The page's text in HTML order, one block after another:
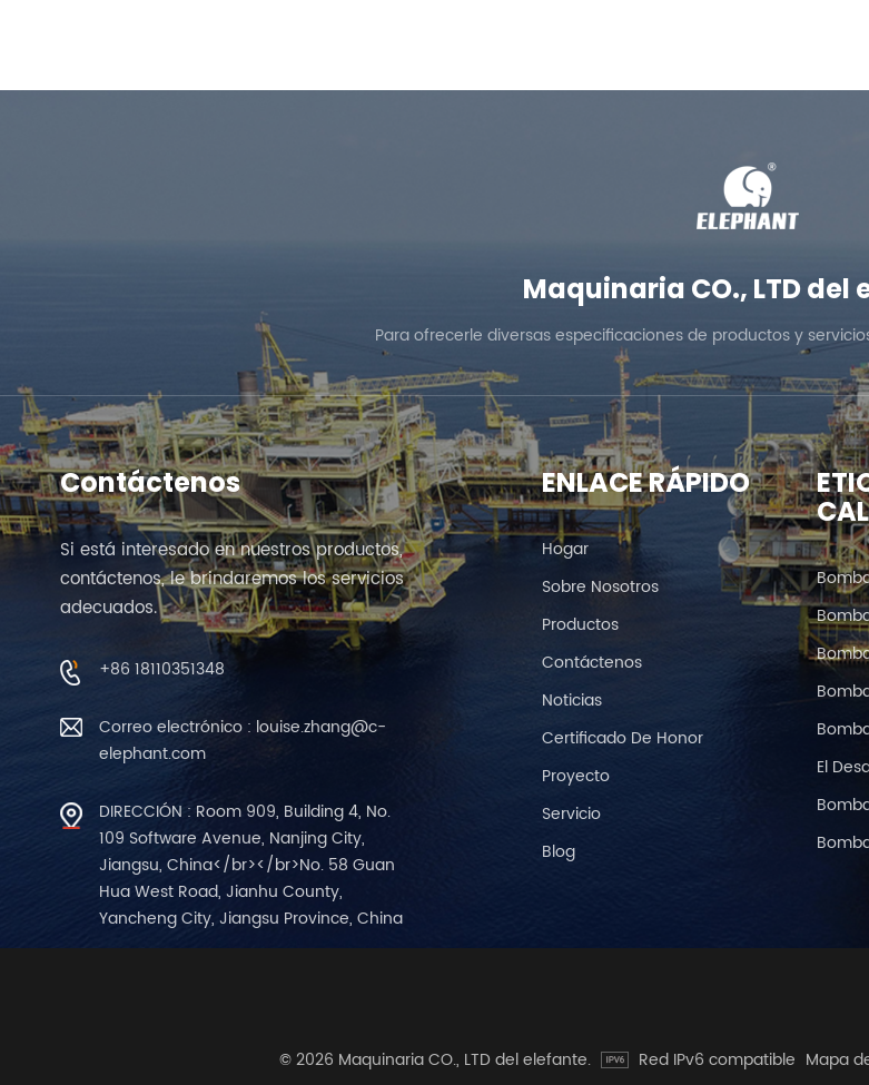
Maquinaria CO., LTD del
Para ofrecerle diversas especificaciones de productos y
Contáctenos
Si está interesado en nuestros productos,
contáctenos, le brindaremos los servicios
adecuados.
+86 18110351348
Correo electrónico : louise.zhang@c-
elephant.com
DIRECCIÓN : Room 909, Building 4, No.
109 Software Avenue, Nanjing City,
Jiangsu, China</br></br>No. 58 Guan
Hua West Road, Jianhu County,
Yancheng City, Jiangsu Province, China
ENLACE RÁPIDO
Hogar
Sobre Nosotros
Productos
Contáctenos
Noticias
Certificado De Honor
Proyecto
Servicio
Blog
El
© 2026 Maquinaria CO., LTD del elefante. Red IPv6 compatible Mapa